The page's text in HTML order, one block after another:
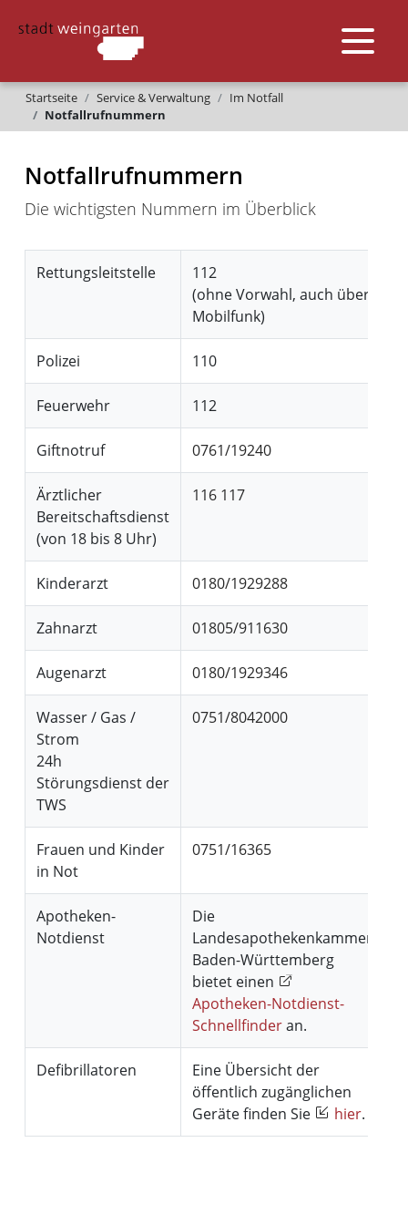
Startseite Service & Verwaltung
Im Notfall
Notfallrufnummern
Notfallrufnummern
Die wichtigsten Nummern im Überblick
Rettungsleitstelle
112
(ohne Vorwahl, auch über
Mobilfunk)
Polizei 110
Feuerwehr 112
Giftnotruf 0761/19240
Ärztlicher
Bereitschaftsdienst
(von 18 bis 8 Uhr)
116 117
Kinderarzt 0180/1929288
Zahnarzt 01805/911630
Augenarzt 0180/1929346
Wasser / Gas /
Strom
24h
Störungsdienst der
TWS
0751/8042000
Frauen und Kinder
in Not
0751/16365
Apotheken-
Notdienst
Die
Landesapothekenkammer
Baden-Württemberg
bietet einen
Apotheken-Notdienst-
Schnellfinderan.
Defibrillatoren
Eine Übersicht der
öffentlich zugänglichen
Geräte finden Sie
hier.